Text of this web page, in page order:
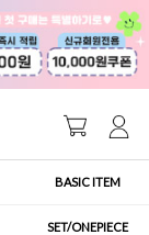
BASIC ITEM
SET/ONEPIECE